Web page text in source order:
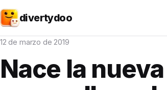
divertydoo
12 de marzo de 2019
Nace la